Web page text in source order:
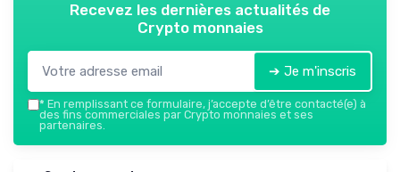
Recevez les dernières actualités de
Crypto monnaies
➔ Je m'inscris
* En remplissant ce formulaire, j’accepte d’être contacté(e) à
des fins commerciales par Crypto monnaies et ses
partenaires.